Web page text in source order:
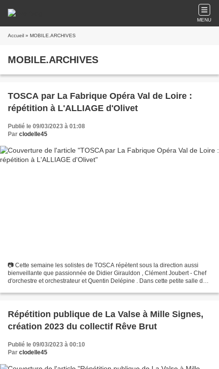
MENU
Accueil » MOBILE.ARCHIVES
MOBILE.ARCHIVES
TOSCA par La Fabrique Opéra Val de Loire :
répétition à L'ALLIAGE d'Olivet
Publié le 09/03/2023 à 01:08
Par clodelle45
📷 Cette semaine les solistes de TOSCA répètent sous la direction aussi
bienveillante que passionnée de Didier Girauldon , Clément Joubert - Chef
d'orchestre et orchestrateur et Quentin Delépine . Dans cette petite salle de
Répétition publique de La Valse à Mille Signes,
création 2023 du collectif Rêve Brut
Publié le 09/03/2023 à 00:10
Par clodelle45